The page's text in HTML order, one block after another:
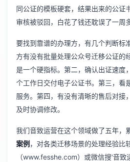
同公证的模板硬套，结果出来的公证
审核被驳回，白花了钱还耽误了一周多
要找到靠谱的办理方，有几个判断标
方有没有批量处理公众号迁移公证的
是一个硬指标。第二，确认出证速度
个工作日交付电子公证书。第三，看
服务。第四，有没有清晰的售后对接
及时协调修改。
我们音致运营在这个领域做了五年，
案例 ，对各类迁移场景的处理经验比
（www.fesshe.com）或微信搜'音致